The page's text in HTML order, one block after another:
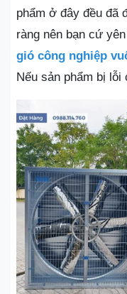
phẩm ở đây đều đã
ràng nên bạn cứ
gió công nghiệp
Nếu sản phẩm bị